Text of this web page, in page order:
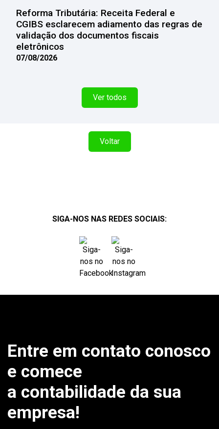
Reforma Tributária: Receita Federal e
CGIBS esclarecem adiamento das regras de
validação dos documentos fiscais
eletrônicos
07/08/2026
Ver todos
Voltar
SIGA-NOS NAS REDES SOCIAIS:
Entre em contato conosco
e comece
a contabilidade da sua
empresa!